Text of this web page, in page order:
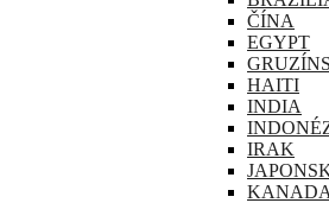
ČÍNA
EGYPT
HAITI
INDIA
IRAK
KANADA